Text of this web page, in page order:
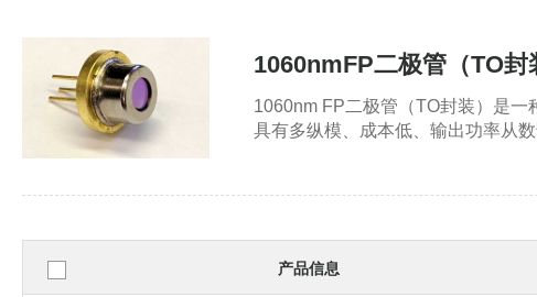
宽区域激光器(1064nm 6W 带宽4nm)|制造与加
宽区域激光器(1064nm 6W 带宽4nm)|制造与加
1060nmFP二极管（TO封
1060nm FP二极管（TO封装）是一
具有多纵模、成本低、输出功率从
产品信息